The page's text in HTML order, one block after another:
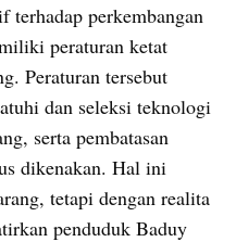
terhadap perkembangan
peraturan ketat
Peraturan tersebut
dan seleksi teknologi
serta pembatasan
dikenakan. Hal ini
tetapi dengan realita
penduduk Baduy